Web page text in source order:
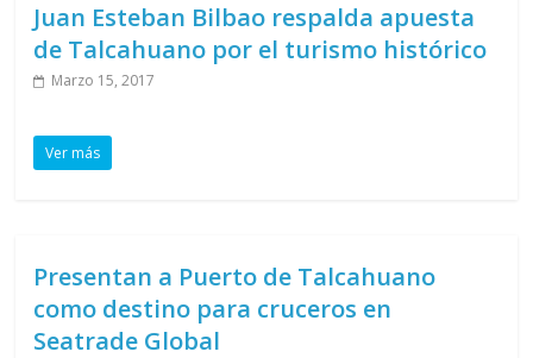
Juan Esteban Bilbao respalda apuesta
de Talcahuano por el turismo histórico
Marzo 15, 2017
Ver más
Presentan a Puerto de Talcahuano
como destino para cruceros en
Seatrade Global